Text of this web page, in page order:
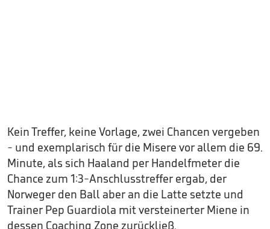
Kein Treffer, keine Vorlage, zwei Chancen vergeben
- und exemplarisch für die Misere vor allem die 69.
Minute, als sich Haaland per Handelfmeter die
Chance zum 1:3-Anschlusstreffer ergab, der
Norweger den Ball aber an die Latte setzte und
Trainer Pep Guardiola mit versteinerter Miene in
dessen Coaching Zone zurückließ.